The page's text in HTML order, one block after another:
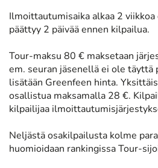
Ilmoittautumisaika alkaa 2
päättyy 2 päivää ennen kilpailua.
Tour-maksu 80 € maksetaan
em. seuran jäsenellä ei ole täyttä
lisätään Greenfeen hinta.
osallistua maksamalla 28 €.
kilpailijaa
Neljästä osakilpailusta kolme
huomioidaan rankingissa Tour-